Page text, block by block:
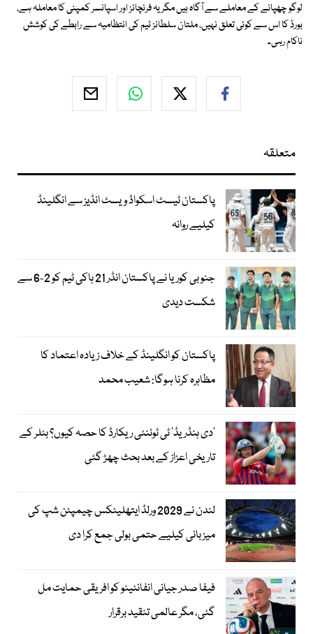
لوگو چھپانے کے معاملے سے آگاہ ہیں مگر یہ فرنچائز اور اسپانسر کمپنی کا معاملہ ہے،
بورڈ کا اس سے کوئی تعلق نہیں، ملتان سلطانز ٹیم کی انتظامیہ سے رابطے کی کوشش
ناکام رہی۔
متعلقہ
پاکستان ٹیسٹ اسکواڈ ویسٹ انڈیز سے انگلینڈ
کیلیے روانہ
جنوبی کوریا نے پاکستان انڈر 21 ہاکی ٹیم کو 2-6 سے
شکست دیدی
پاکستان کو انگلینڈ کے خلاف زیادہ اعتماد کا
مظاہرہ کرنا ہوگا: شعیب محمد
’دی ہنڈریڈ‘ ٹی ٹوئنٹی ریکارڈ کا حصہ کیوں؟ بٹلر کے
تاریخی اعزاز کے بعد بحث چھڑ گئی
لندن نے 2029 ورلڈ ایتھلیٹکس چیمپئن شپ کی
میزبانی کیلیے حتمی بولی جمع کرا دی
فیفا صدر جیانی انفانٹینو کو افریقی حمایت مل
گئی، مگر عالمی تنقید برقرار